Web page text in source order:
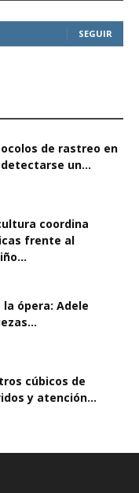
SEGUIR
de rastreo en
un...
coordina
frente al
la ópera: Adele
cúbicos de
y atención...